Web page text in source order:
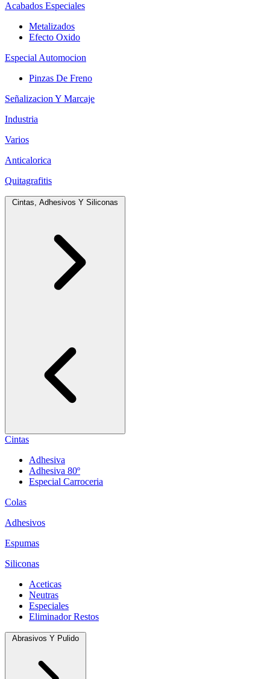
Acabados Especiales
Metalizados
Efecto Oxido
Especial Automocion
Pinzas De Freno
Señalizacion Y Marcaje
Industria
Varios
Anticalorica
Quitagrafitis
Cintas, Adhesivos Y Siliconas
Cintas
Adhesiva
Adhesiva 80º
Especial Carroceria
Colas
Adhesivos
Espumas
Siliconas
Aceticas
Neutras
Especiales
Eliminador Restos
Abrasivos Y Pulido